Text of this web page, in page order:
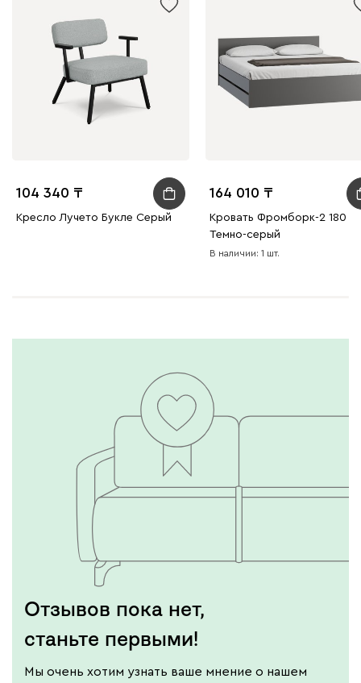
104 340
Кресло Лучето Букле Серый
164 010
Кровать Фромборк-2 180
Темно-серый
В наличии: 1 шт.
Отзывов пока нет,
станьте первыми!
Мы очень хотим узнать ваше мнение о нашем